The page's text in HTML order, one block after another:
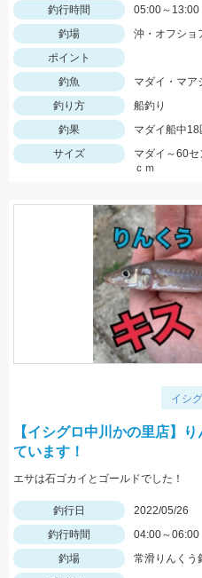
釣行時間
05:00～13:00
釣場
沖・オフショ
ポイント
釣魚
マダイ・マア
釣り方
船釣り
釣果
マダイ船中
サイズ
マダイ～60
ｃｍ
イシ
【イシグロ中川かの里店】
ています！
エサは石ゴカイとゴールドでした！
釣行日
2022/05/26
釣行時間
04:00～06:00
釣場
常滑りんくう